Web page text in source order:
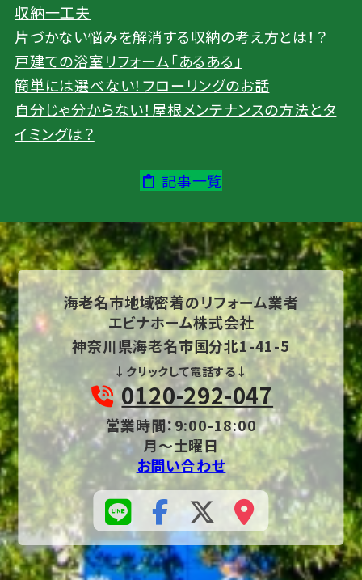
収納一工夫
片づかない悩みを解消する収納の考え方とは！？
戸建ての浴室リフォーム「あるある」
簡単には選べない！フローリングのお話
自分じゃ分からない！屋根メンテナンスの方法とタ
イミングは？
記事一覧
海老名市地域密着のリフォーム業者
エビナホーム株式会社
神奈川県海老名市国分北1-41-5
↓クリックして電話する↓
0120-292-047
営業時間：9:00-18:00
月～土曜日
お問い合わせ